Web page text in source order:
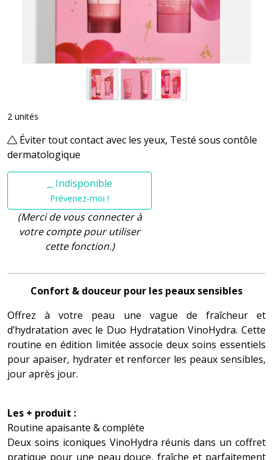
2 unités
Éviter tout contact avec les yeux, Testé sous contôle
dermatologique
Indisponible
Prévenez-moi !
(Merci de vous connecter à
votre compte pour utiliser
cette fonction.)
Confort & douceur pour les peaux sensibles
Offrez à votre peau une vague de fraîcheur et
d’hydratation avec le Duo Hydratation VinoHydra. Cette
routine en édition limitée associe deux soins essentiels
pour apaiser, hydrater et renforcer les peaux sensibles,
jour après jour.
Les + produit :
Routine apaisante & complète
Deux soins iconiques VinoHydra réunis dans un coffret
pratique pour une peau douce, fraîche et parfaitement